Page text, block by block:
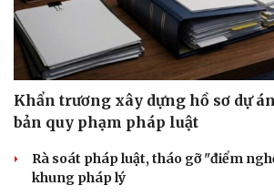
Khẩn trương xây dựng hồ sơ dự
bản quy phạm pháp luật
Rà soát pháp luật, tháo gỡ "điểm
khung pháp lý